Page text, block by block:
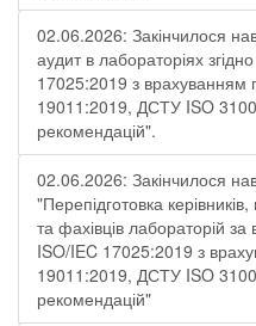
02.06.2026: Закінчилося
аудит в лабораторіях
17025:2019 з
19011:2019, ДСТУ ISO
рекомендацій".
02.06.2026: Закінчилося
"Перепідготовка
та фахівців лабораторій
ISO/IEC 17025:2019 з
19011:2019, ДСТУ ISO
рекомендацій"